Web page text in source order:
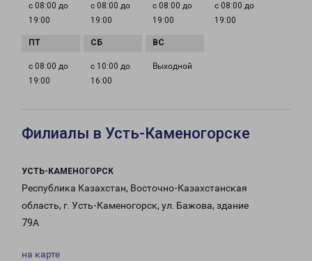
с 08:00 до
19:00
с 08:00 до
19:00
с 08:00 до
19:00
с 08:00 до
19:00
с 08:00 до
19:00
с 10:00 до
16:00
Выходной
Филиалы в Усть-Каменогорске
УСТЬ-КАМЕНОГОРСК
Республика Казахстан, Восточно-Казахстанская
область, г. Усть-Каменогорск, ул. Бажова, здание
79А
на карте